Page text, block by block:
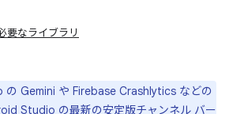
要なライブラリ
Gemini や Firebase Crashlytics などの
Studio の最新の安定版チャンネル バー